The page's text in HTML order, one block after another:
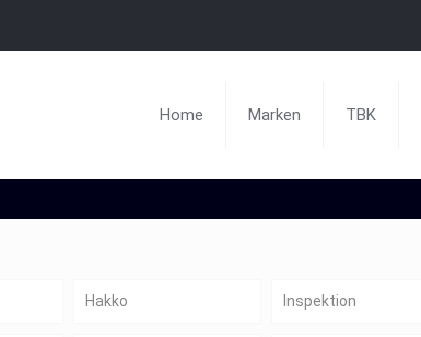
Home Marken TBK
Hakko Inspektion